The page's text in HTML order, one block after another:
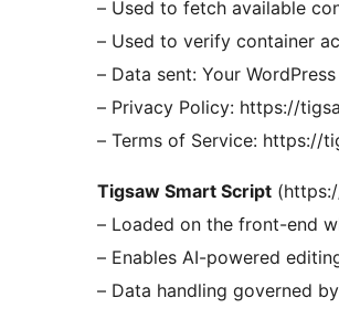
– Used to fetch available
– Used to verify container
– Data sent: Your
– Privacy Policy: https://
– Terms of Service: https://
Tigsaw Smart Script
– Loaded on the front-end
– Enables AI-powered
– Data handling governed